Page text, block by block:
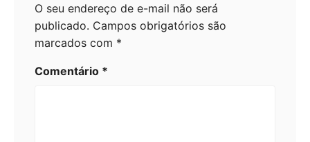
O seu endereço de e-mail não será
publicado. Campos obrigatórios são
marcados com *
Comentário *